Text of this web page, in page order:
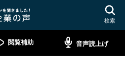
閲覧補助 音声読上げ
検索